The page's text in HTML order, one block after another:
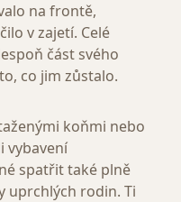
na frontě,
v zajetí. Celé
část svého
co jim zůstalo.
koňmi nebo
vybavení
spatřit také plně
uprchlých rodin. Ti